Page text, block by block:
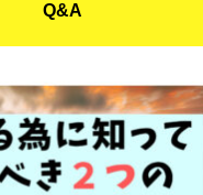
Q&A